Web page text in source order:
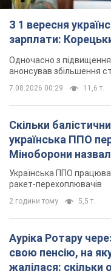
З 1 вересня
зарплати:
Одночасно з
анонсував збільшення
7.08.2026 00:29 11,6 т.
Скільки
українська ППО
Міноборони
Українська ППО
ракет-перехоплювачів
2 години тому 5,5 т.
Ауріка Ротару
свою пенсію, на
жалілася: скільки